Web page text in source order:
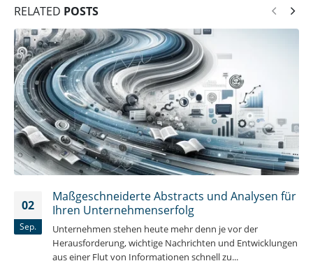
RELATED POSTS
02
Sep.
Maßgeschneiderte Abstracts und Analysen für
Ihren Unternehmenserfolg
Unternehmen stehen heute mehr denn je vor der
Herausforderung, wichtige Nachrichten und Entwicklungen
aus einer Flut von Informationen schnell zu...